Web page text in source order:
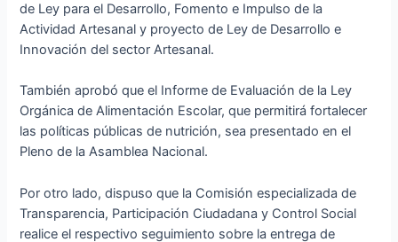
de Ley para el Desarrollo, Fomento e Impulso de la
Actividad Artesanal y proyecto de Ley de Desarrollo e
Innovación del sector Artesanal.
También aprobó que el Informe de Evaluación de la Ley
Orgánica de Alimentación Escolar, que permitirá fortalecer
las políticas públicas de nutrición, sea presentado en el
Pleno de la Asamblea Nacional.
Por otro lado, dispuso que la Comisión especializada de
Transparencia, Participación Ciudadana y Control Social
realice el respectivo seguimiento sobre la entrega de